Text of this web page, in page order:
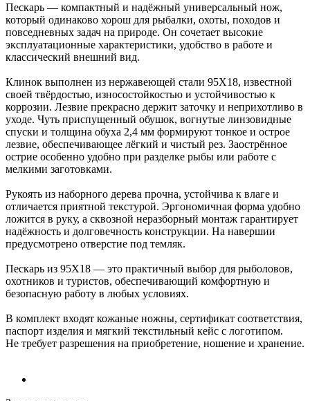
Пескарь — компактный и надёжный универсальный нож,
который одинаково хорош для рыбалки, охоты, походов и
повседневных задач на природе. Он сочетает высокие
эксплуатационные характеристики, удобство в работе и
классический внешний вид.
Клинок выполнен из нержавеющей стали 95Х18, известной
своей твёрдостью, износостойкостью и устойчивостью к
коррозии. Лезвие прекрасно держит заточку и неприхотливо в
уходе. Чуть приспущенный обушок, вогнутые линзовидные
спуски и толщина обуха 2,4 мм формируют тонкое и острое
лезвие, обеспечивающее лёгкий и чистый рез. Заострённое
острие особенно удобно при разделке рыбы или работе с
мелкими заготовками.
Рукоять из наборного дерева прочна, устойчива к влаге и
отличается приятной текстурой. Эргономичная форма удобно
ложится в руку, а сквозной неразборный монтаж гарантирует
надёжность и долговечность конструкции. На навершии
предусмотрено отверстие под темляк.
Пескарь из 95Х18 — это практичный выбор для рыболовов,
охотников и туристов, обеспечивающий комфортную и
безопасную работу в любых условиях.
В комплект входят кожаные ножны, сертификат соответствия,
паспорт изделия и мягкий текстильный кейс с логотипом.
Не требует разрешения на приобретение, ношение и хранение.